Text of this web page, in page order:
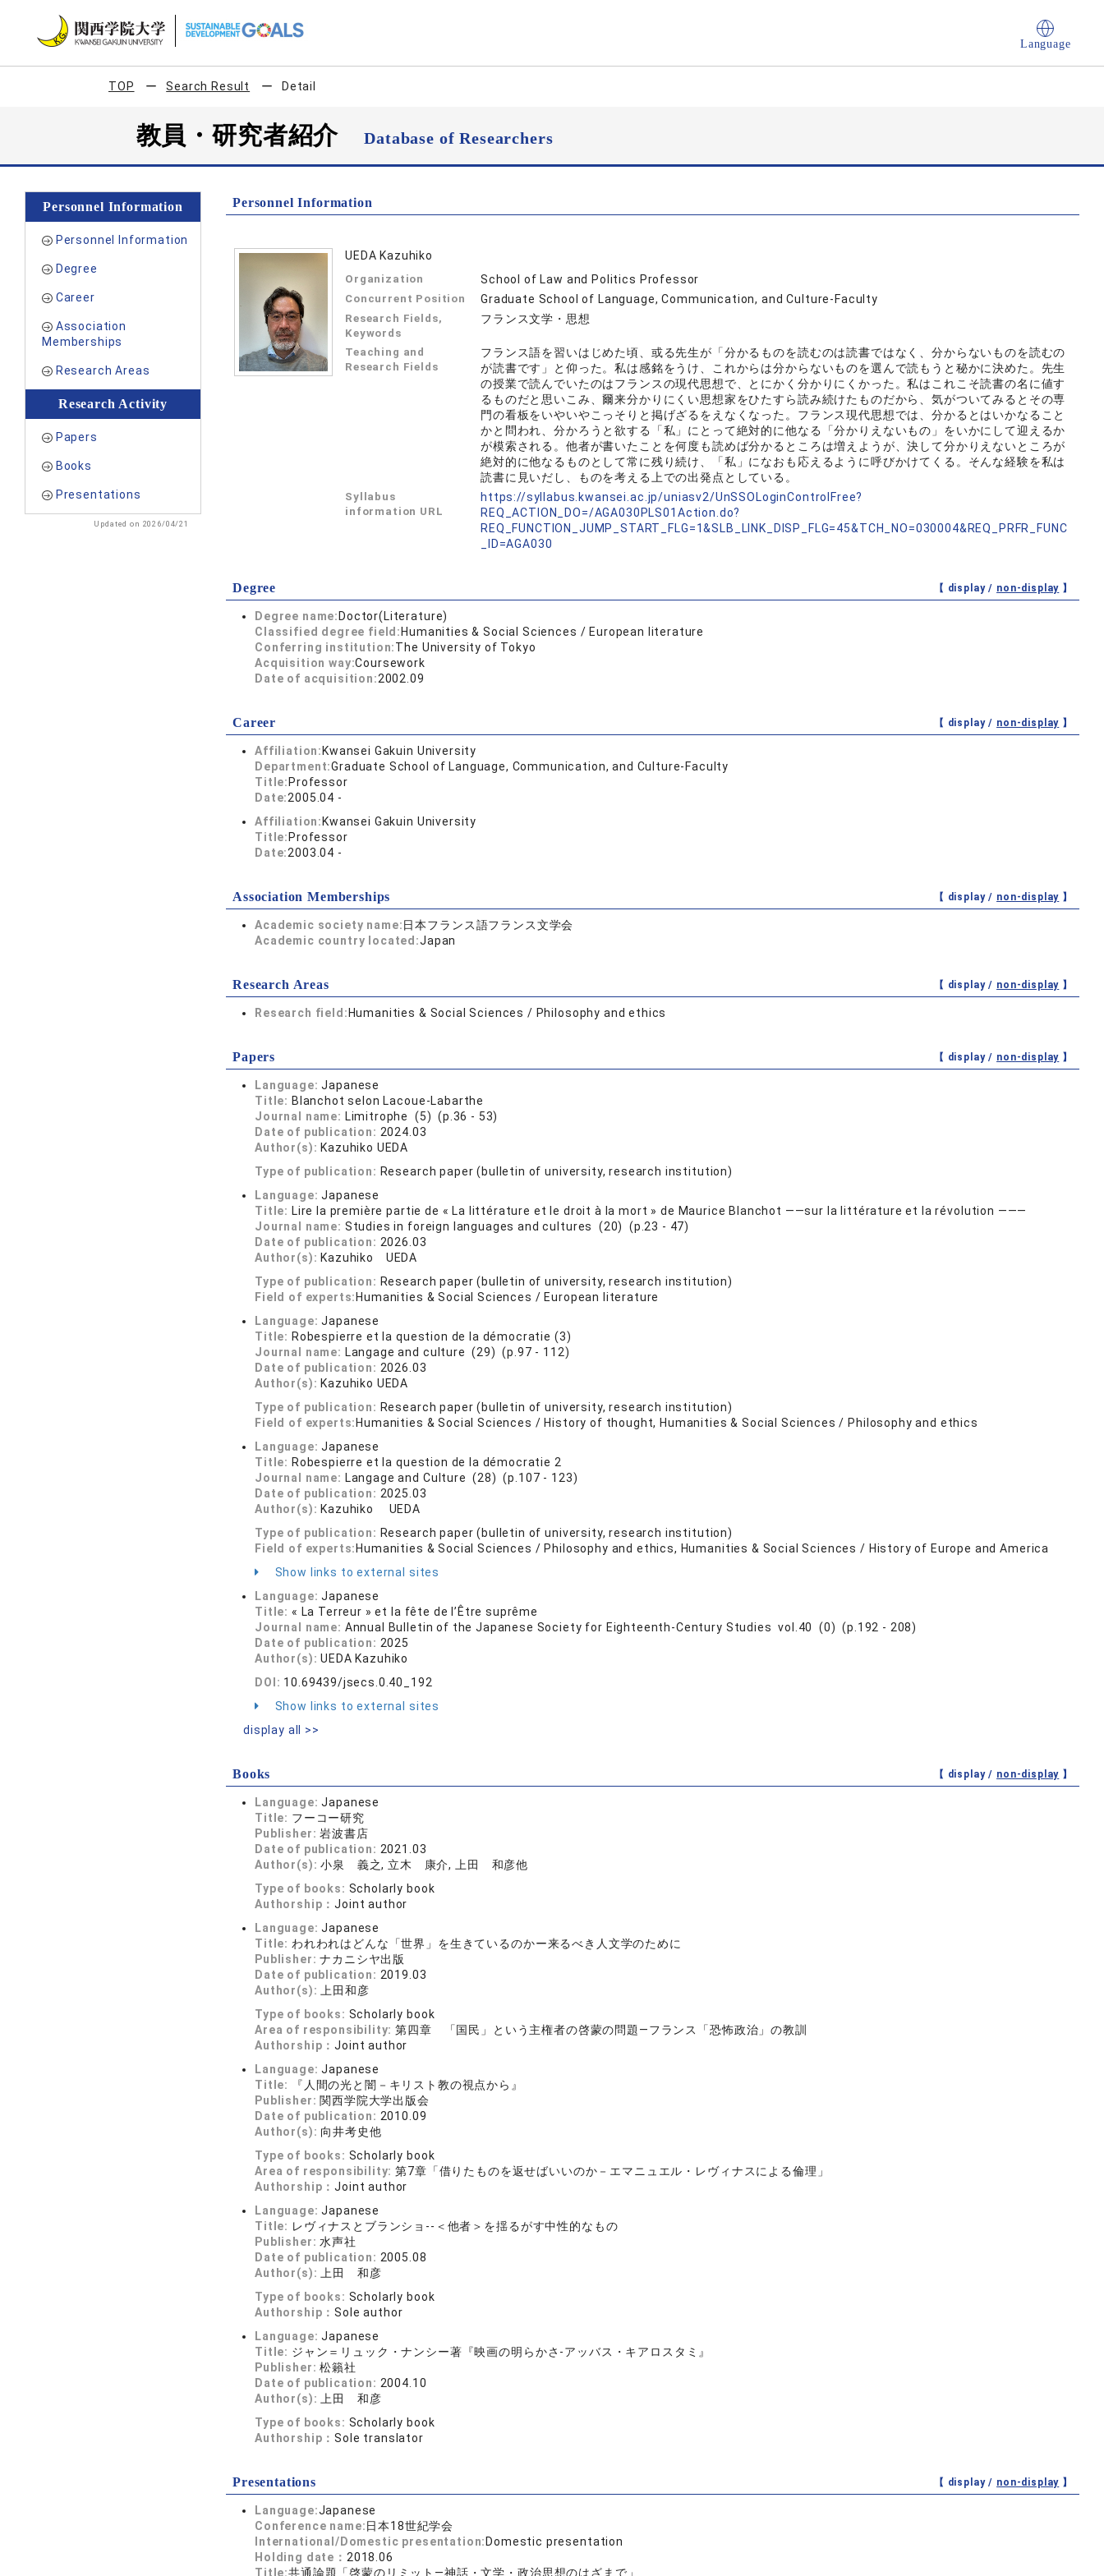
Language
TOP Search Result Detail
教員・研究者紹介Database of Researchers
Personnel Information
Personnel Information
Degree
Career
Association
Memberships
Research Areas
Research Activity
Papers
Books
Presentations
Updated on 2026/04/21
Personnel Information
UEDA Kazuhiko
Organization School of Law and Politics Professor
Concurrent Position Graduate School of Language, Communication, and Culture-Faculty
Research Fields,
Keywords
フランス文学・思想
Teaching and
Research Fields
フランス語を習いはじめた頃、或る先生が「分かるものを読むのは読書ではなく、分からないものを読むの
が読書です」と仰った。私は感銘をうけ、これからは分からないものを選んで読もうと秘かに決めた。先生
の授業で読んでいたのはフランスの現代思想で、とにかく分かりにくかった。私はこれこそ読書の名に値す
るものだと思いこみ、爾来分かりにくい思想家をひたすら読み続けたものだから、気がついてみるとその専
門の看板をいやいやこっそりと掲げざるをえなくなった。フランス現代思想では、分かるとはいかなること
かと問われ、分かろうと欲する「私」にとって絶対的に他なる「分かりえないもの」をいかにして迎えるか
が模索される。他者が書いたことを何度も読めば分かるところは増えようが、決して分かりえないところが
絶対的に他なるものとして常に残り続け、「私」になおも応えるように呼びかけてくる。そんな経験を私は
読書に見いだし、ものを考える上での出発点としている。
Syllabus
information URL
https://syllabus.kwansei.ac.jp/uniasv2/UnSSOLoginControlFree?
REQ_ACTION_DO=/AGA030PLS01Action.do?
REQ_FUNCTION_JUMP_START_FLG=1&SLB_LINK_DISP_FLG=45&TCH_NO=030004&REQ_PRFR_FUNC
_ID=AGA030
Degree 【 display / non-display 】
Degree name: Doctor(Literature)
Classified degree field: Humanities & Social Sciences / European literature
Conferring institution:The University of Tokyo
Acquisition way:Coursework
Date of acquisition:2002.09
Career 【 display / non-display 】
Affiliation: Kwansei Gakuin University
Department:Graduate School of Language, Communication, and Culture-Faculty
Title: Professor
Date:2005.04 -
Affiliation: Kwansei Gakuin University
Title: Professor
Date:2003.04 -
Association Memberships 【 display / non-display 】
Academic society name:日本フランス語フランス文学会
Academic country located:Japan
Research Areas 【 display / non-display 】
Research field: Humanities & Social Sciences / Philosophy and ethics
Papers 【 display / non-display 】
Language:Japanese
Title: Blanchot selon Lacoue-Labarthe
Journal name: Limitrophe (5) (p.36 - 53)
Date of publication: 2024.03
Author(s): Kazuhiko UEDA
Type of publication: Research paper (bulletin of university, research institution)
Language:Japanese
Title: Lire la première partie de « La littérature et le droit à la mort » de Maurice Blanchot ——sur la littérature et la révolution ———
Journal name: Studies in foreign languages and cultures (20) (p.23 - 47)
Date of publication: 2026.03
Author(s): Kazuhiko UEDA
Type of publication: Research paper (bulletin of university, research institution)
Field of experts: Humanities & Social Sciences / European literature
Language:Japanese
Title: Robespierre et la question de la démocratie (3)
Journal name: Langage and culture (29) (p.97 - 112)
Date of publication: 2026.03
Author(s): Kazuhiko UEDA
Type of publication: Research paper (bulletin of university, research institution)
Field of experts: Humanities & Social Sciences / History of thought, Humanities & Social Sciences / Philosophy and ethics
Language:Japanese
Title: Robespierre et la question de la démocratie 2
Journal name: Langage and Culture (28) (p.107 - 123)
Date of publication: 2025.03
Author(s): Kazuhiko UEDA
Type of publication: Research paper (bulletin of university, research institution)
Field of experts: Humanities & Social Sciences / Philosophy and ethics, Humanities & Social Sciences / History of Europe and America
Show links to external sites
Language:Japanese
Title: « La Terreur » et la fête de l’Être suprême
Journal name: Annual Bulletin of the Japanese Society for Eighteenth-Century Studies vol.40 (0) (p.192 - 208)
Date of publication: 2025
Author(s):UEDA Kazuhiko
DOI: 10.69439/jsecs.0.40_192
Show links to external sites
display all >>
Books 【 display / non-display 】
Language:Japanese
Title: フーコー研究
Publisher:岩波書店
Date of publication: 2021.03
Author(s):小泉 義之, 立木 康介, 上田 和彦他
Type of books: Scholarly book
Authorship：Joint author
Language:Japanese
Title: われわれはどんな「世界」を生きているのかー来るべき人文学のために
Publisher:ナカニシヤ出版
Date of publication: 2019.03
Author(s):
上田和彦
Type of books: Scholarly book
Area of responsibility:第四章 「国民」という主権者の啓蒙の問題—フランス「恐怖政治」の教訓
Authorship：Joint author
Language:Japanese
Title:
『人間の光と闇－キリスト教の視点から』
Publisher: 関西学院大学出版会
Date of publication: 2010.09
Author(s): 向井考史他
Type of books: Scholarly book
Area of responsibility:第7章「借りたものを返せばいいのか－エマニュエル・レヴィナスによる倫理」
Authorship：Joint author
Language:Japanese
Title: レヴィナスとブランショ--＜他者＞を揺るがす中性的なもの
Publisher:水声社
Date of publication: 2005.08
Author(s):
上田 和彦
Type of books: Scholarly book
Authorship：Sole author
Language:Japanese
Title: ジャン＝リュック・ナンシー著『映画の明らかさ-アッバス・キアロスタミ』
Publisher:松籟社
Date of publication: 2004.10
Author(s):
上田 和彦
Type of books: Scholarly book
Authorship：Sole translator
Presentations 【 display / non-display 】
Language:Japanese
Conference name:日本18世紀学会
International/Domestic presentation: Domestic presentation
Holding date： 2018.06
Title:共通論題「啓蒙のリミット—神話・文学・政治思想のはざまで」